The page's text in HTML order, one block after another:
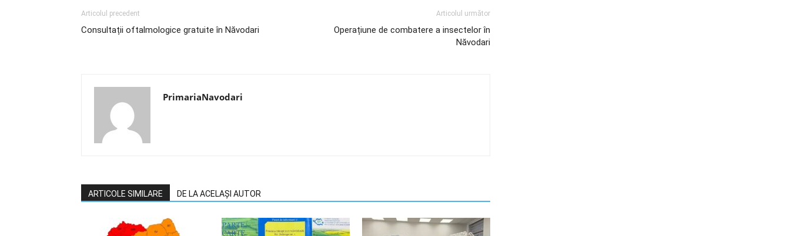
Articolul precedent
Consultații oftalmologice gratuite în Năvodari
Articolul următor
Operațiune de combatere a insectelor în
Năvodari
PrimariaNavodari
ARTICOLE SIMILARE DE LA ACELAȘI AUTOR